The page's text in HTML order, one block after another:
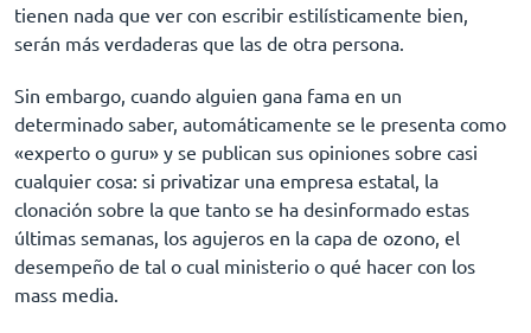
tienen nada que ver con escribir estilísticamente bien,
serán más verdaderas que las de otra persona.
Sin embargo, cuando alguien gana fama en un
determinado saber, automáticamente se le presenta como
«experto o guru» y se publican sus opiniones sobre casi
cualquier cosa: si privatizar una empresa estatal, la
clonación sobre la que tanto se ha desinformado estas
últimas semanas, los agujeros en la capa de ozono, el
desempeño de tal o cual ministerio o qué hacer con los
mass media.